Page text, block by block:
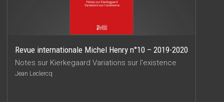
Revue internationale Michel Henry n°10 – 2019-2020
Notes sur Kierkegaard Variations sur l'existence
Jean Leclercq